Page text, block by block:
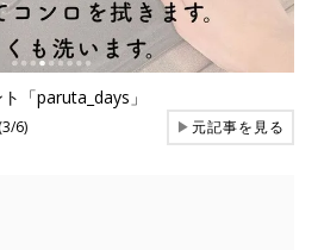
「paruta_days」
6) ▶元記事を見る